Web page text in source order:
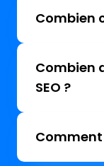
Combien
Combien
SEO ?
Comment